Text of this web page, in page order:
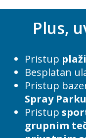
Plus,
Pristup plaži
Besplatan
Pristup
Spray Parku
Pristup
grupnim